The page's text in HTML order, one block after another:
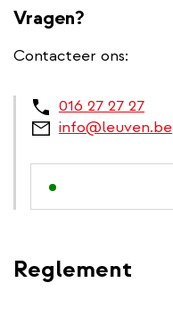
Vragen?
Contacteer ons:
016 27 27 27
info@leuven.be
Reglement